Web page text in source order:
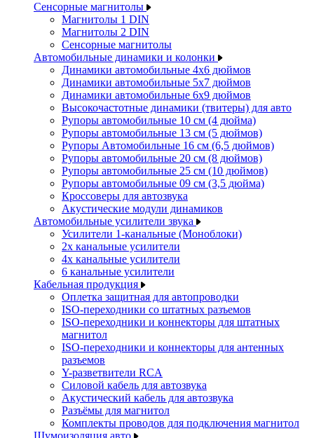
Сенсорные магнитолы
Магнитолы 1 DIN
Магнитолы 2 DIN
Сенсорные магнитолы
Автомобильные динамики и колонки
Динамики автомобильные 4x6 дюймов
Динамики автомобильные 5x7 дюймов
Динамики автомобильные 6x9 дюймов
Высокочастотные динамики (твитеры) для авто
Рупоры автомобильные 10 см (4 дюйма)
Рупоры автомобильные 13 см (5 дюймов)
Рупоры Автомобильные 16 см (6,5 дюймов)
Рупоры автомобильные 20 см (8 дюймов)
Рупоры автомобильные 25 см (10 дюймов)
Рупоры автомобильные 09 см (3,5 дюйма)
Кроссоверы для автозвука
Акустические модули динамиков
Автомобильные усилители звука
Усилители 1-канальные (Моноблоки)
2х канальные усилители
4х канальные усилители
6 канальные усилители
Кабельная продукция
Оплетка защитная для автопроводки
ISO-переходники со штатных разъемов
ISO-переходники и коннекторы для штатных
магнитол
ISO-переходники и коннекторы для антенных
разъемов
Y-разветвители RCA
Силовой кабель для автозвука
Акустический кабель для автозвука
Разъёмы для магнитол
Комплекты проводов для подключения магнитол
Шумоизоляция авто